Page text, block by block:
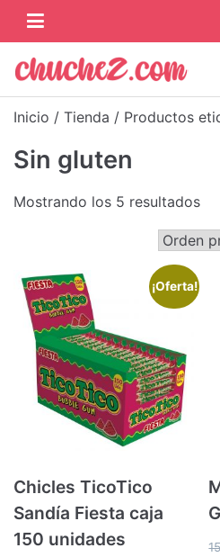
Skip
to
content
Chuchez
Inicio / Tienda / Productos
Sin gluten
Mostrando los 5 resultados
¡Oferta!
Chicles TicoTico
Sandía Fiesta caja
150 unidades